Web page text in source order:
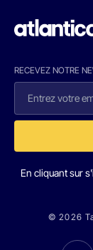
RECEVEZ NOTRE
En cliquant sur
© 2026